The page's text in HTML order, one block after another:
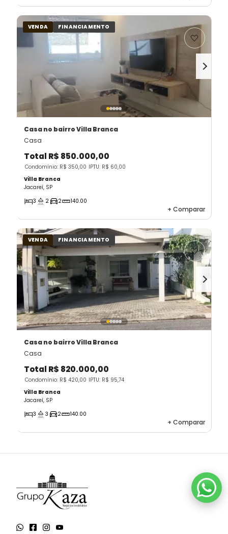
VENDA FINANCIAMENTO
Casano bairro Villa Branca
Casa
Total R$ 850.000,00
Condomínio: R$ 350,00 IPTU: R$ 60,00
Villa Branca
Jacareí, SP
3
2 2 140.00
+ Comparar
VENDA FINANCIAMENTO
Casano bairro Villa Branca
Casa
Total R$ 820.000,00
Condomínio: R$ 420,00 IPTU: R$ 95,74
Villa Branca
Jacareí, SP
3
3 2 140.00
+ Comparar